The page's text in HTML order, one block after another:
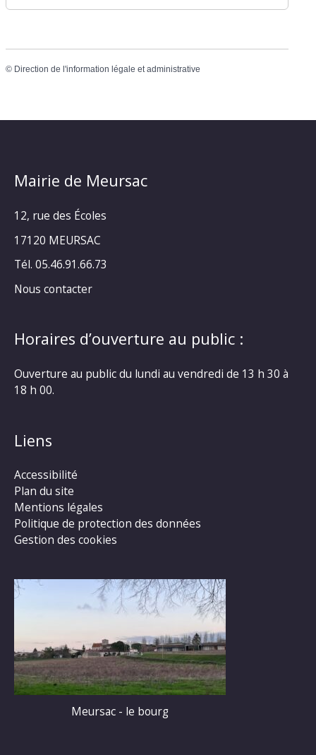
© Direction de l'information légale et administrative
Mairie de Meursac
12, rue des Écoles
17120 MEURSAC
Tél. 05.46.91.66.73
Nous contacter
Horaires d’ouverture au public :
Ouverture au public du lundi au vendredi de 13 h 30 à
18 h 00.
Liens
Accessibilité
Plan du site
Mentions légales
Politique de protection des données
Gestion des cookies
Meursac - le bourg